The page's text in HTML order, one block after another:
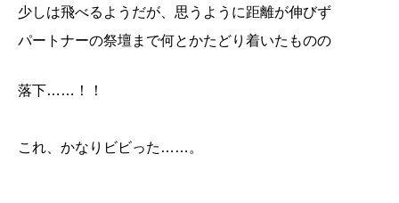
少しは飛べるようだが、思うように距離が伸びず
パートナーの祭壇まで何とかたどり着いたものの
落下……！！
これ、かなりビビった……。